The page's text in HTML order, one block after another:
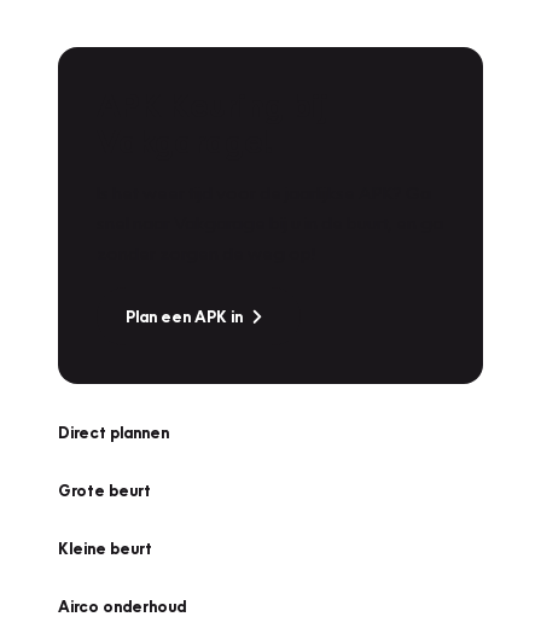
Plan een APK in
Direct plannen
Grote beurt
Kleine beurt
Airco onderhoud